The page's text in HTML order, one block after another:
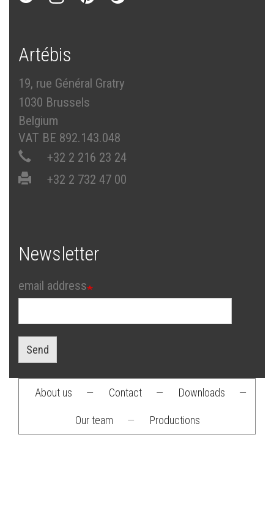
Artébis
19, rue Général Gratry
1030 Brussels
Belgium
VAT BE 892.143.048
+32 2 216 23 24
+32 2 732 47 00
Newsletter
email address
Send
menu
About us — Contact — Downloads —
Our team — Productions